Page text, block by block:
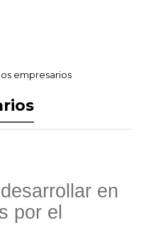
empresarios
en
por el